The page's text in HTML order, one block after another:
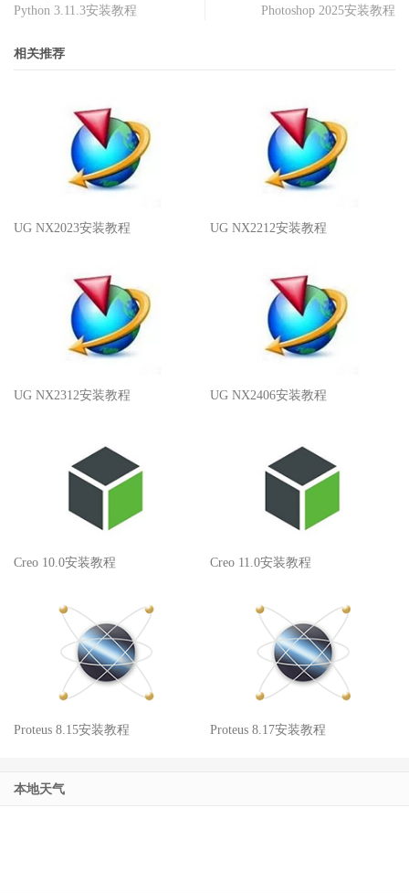
Python 3.11.3安装教程
Photoshop 2025安装教程
相关推荐
UG NX2023安装教程 UG NX2212安装教程
UG NX2312安装教程 UG NX2406安装教程
Creo 10.0安装教程 Creo 11.0安装教程
Proteus 8.15安装教程 Proteus 8.17安装教程
本地天气